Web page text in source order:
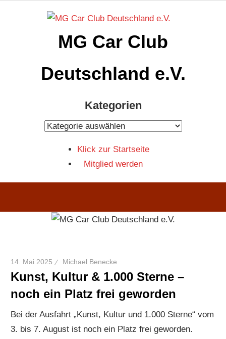
MG Car Club
Deutschland e.V.
Kategorien
Kategorien
Klick zur Startseite
Mitglied werden
14. Mai 2025 Michael Benecke
Kunst, Kultur & 1.000 Sterne –
noch ein Platz frei geworden
Bei der Ausfahrt „Kunst, Kultur und 1.000 Sterne“ vom
3. bis 7. August ist noch ein Platz frei geworden.